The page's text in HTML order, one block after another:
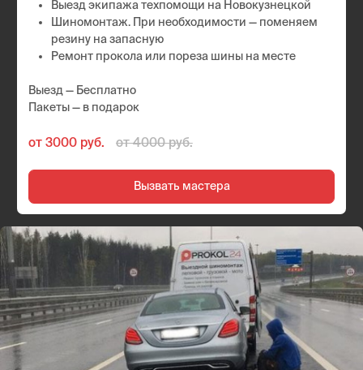
от 3000 руб.
Выезд службы помощи в район метро
Новокузнецкая
Шиномонтаж. Замена колес на автомобиле
Выезд — Бесплатно
от 4000
руб.
Вызвать мастера
Сезонная смена шин у вас дома
или в офисе
Выезд в удобное вам место и время
Замена резины, смена шин и балансировка
Любой радиус и тип колеса
СКИДКА 10%